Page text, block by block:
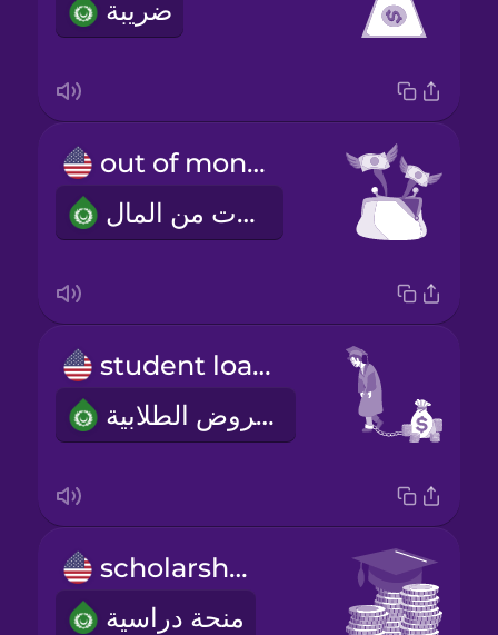
ضريبة
out of money
نفذت من المال
student loans
القروض الطلابية
scholarship
منحة دراسية